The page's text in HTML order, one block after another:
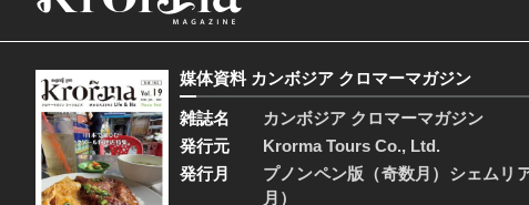
媒体資料 カンボジア クロマーマガジン
雑誌名
カンボジア クロマーマガジン
発行元
Krorma Tours Co., Ltd.
発行月
プノンペン版（奇数月）シェムリ
月）